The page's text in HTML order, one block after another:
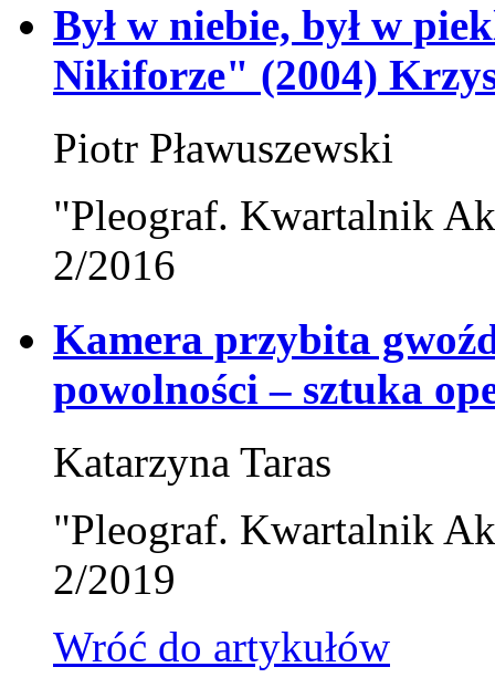
Był w niebie, był w
Nikiforze" (2004)
Piotr Pławuszewski
"Pleograf. Kwartalnik
2/2016
Kamera przybita
powolności – sztuka
Katarzyna Taras
"Pleograf. Kwartalnik
2/2019
Wróć do artykułów